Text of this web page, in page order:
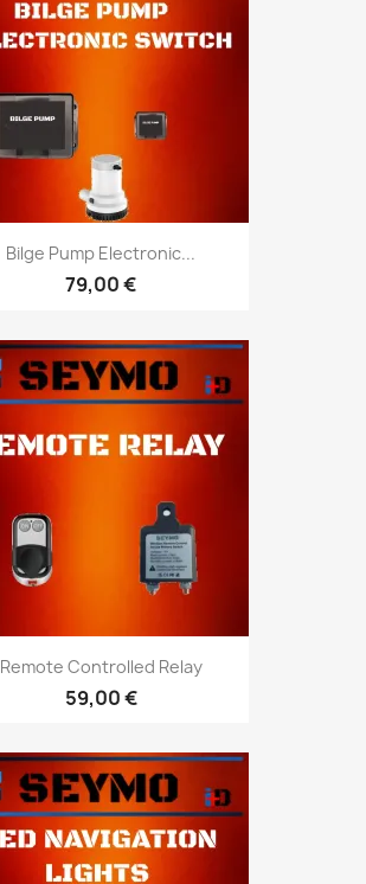
Bilge Pump Electronic...
79,00 €
Remote Controlled Relay
59,00 €